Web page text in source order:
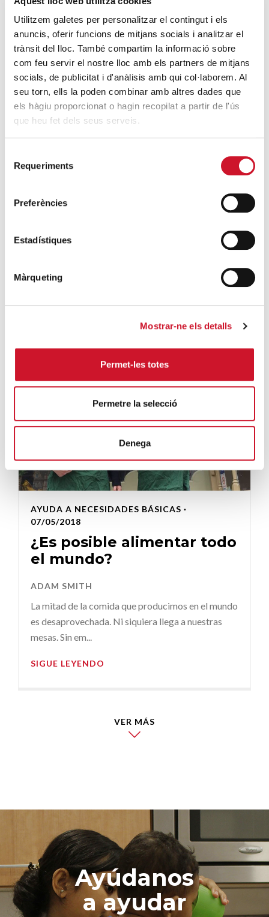
Utilitzem galetes per personalitzar el contingut i els
anuncis, oferir funcions de mitjans socials i analitzar el
trànsit del lloc. També compartim la informació sobre
com feu servir el nostre lloc amb els partners de mitjans
socials, de publicitat i d'anàlisis amb qui col·laborem. Al
seu torn, ells la poden combinar amb altres dades que
els hàgiu proporcionat o hagin recopilat a partir de l'ús
que heu fet dels seus serveis.
Requeriments
Preferències
Estadístiques
Màrqueting
Mostrar-ne els detalls
Permet-les totes
Permetre la selecció
Denega
¿Cómo acabar con el
los comedores escolares?
Países europeos ponen en marcha iniciativas para
evitar tirar a la basura los alimentos que los niños
no se co...
SIGUE LEYENDO
AYUDA A NECESIDADES BÁSICAS ·
07/05/2018
¿Es posible alimentar todo
el mundo?
ADAM SMITH
La mitad de la comida que producimos en el mundo
es desaprovechada. Ni siquiera llega a nuestras
mesas. Sin em...
SIGUE LEYENDO
VER MÁS
Ayúdanos
a ayudar